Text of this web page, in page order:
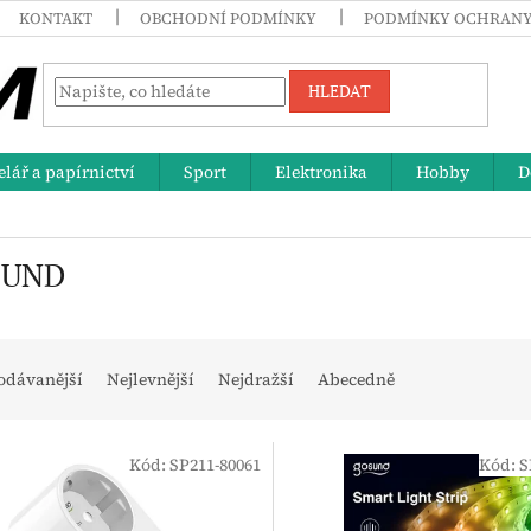
KONTAKT OBCHODNÍ PODMÍNKY PODMÍNKY
HLEDAT
a papírnictví Sport Elektronika Hobby
Nejlevnější Nejdražší Abecedně
Kód: SP211-80061 Kód: